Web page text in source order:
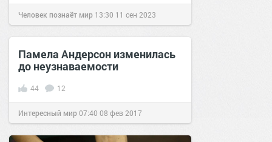
Человек познаёт мир 13:30 11 сен 2023
Памела Андерсон изменилась
до неузнаваемости
44 12
Интересный мир07:40 08 фев 2017